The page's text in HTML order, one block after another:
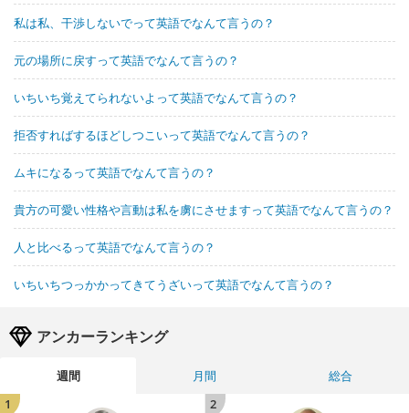
私は私、干渉しないでって英語でなんて言うの？
元の場所に戻すって英語でなんて言うの？
いちいち覚えてられないよって英語でなんて言うの？
拒否すればするほどしつこいって英語でなんて言うの？
ムキになるって英語でなんて言うの？
貴方の可愛い性格や言動は私を虜にさせますって英語でなんて言うの？
人と比べるって英語でなんて言うの？
いちいちつっかかってきてうざいって英語でなんて言うの？
アンカーランキング
週間 月間
総合
1
2